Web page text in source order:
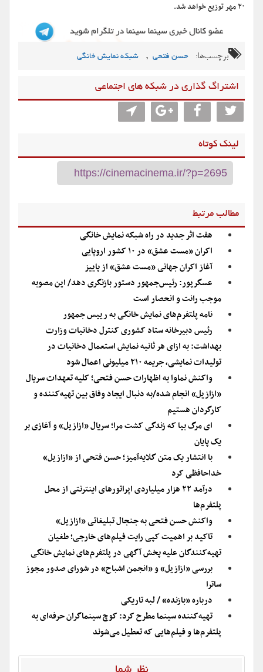
۲۰ مهر توزیع خواهد شد.
برچسب‌ها: حسن فتحی , شبکه نمایش خانگی
اشتراگ گذاری در شبکه های اجتماعی
لینک کوتاه
مطالب مرتبط
هفت اثر جدید در راه شبکه نمایش خانگی
اکران «مست عشق» در ۱۰ کشور اروپایی
آغاز اکران جهانی «مست عشق» از پاییز
عسگرپور: رئیس‌جمهور دستور بازنگری دهد/ این مصوبه
موجب رانت و انحصار است
نامه پلتفرم‌های نمایش خانگی به رییس جمهور
رئیس دبیرخانه ستاد کشوری کنترل دخانیات وزارت
بهداشت: به ازای هر ثانیه نمایش استعمال دخانیات در
تولیدات نمایشی، جریمه ۲۱۰ میلیونی اعمال شود
واکنش نماوا به اظهارات حسن فتحی؛ کلیه تعهدات سریال
«ازازیل» انجام شده/به دنبال ایجاد وفاق بین تهیه‌کننده و
کارگردان هستیم
ای مرگ بیا که زندگی کشت مرا؛ سریال «ازازیل» و آغازی بر
یک پایان
با انتشار یک متن گلایه‌آمیز؛ حسن فتحی از «ازازیل»
خداحافظی کرد
درآمد ۲۲ هزار میلیاردی اپراتورهای اینترنتی از محل
پلتفرم‌ها
واکنش حسن فتحی به جنجال تبلیغاتی «ازازیل»
تاکید بر اهمیت کپی رایت فیلم‌های خارجی؛ طغیان
تهیه‌کنندگان علیه پخش آگهی در پلتفرم‌های نمایش خانگی
بررسی «ازازیل» و «انجمن اشباح» در شورای صدور مجوز
ساترا
درباره «بازنده» / لبه تاریکی
تهیه‌کننده سینما مطرح کرد: کوچ سینماگران حرفه‌ای به
پلتفرم‌ها و فیلم‌هایی که تعطیل می‌شوند